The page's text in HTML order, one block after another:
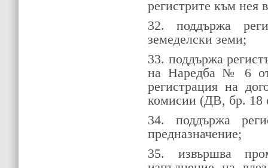
регистрите към нея
32. поддържа
земеделски земи;
33. поддържа
на Наредба № 6 от
регистрация на
комисии (ДВ, бр. 18
34. поддържа
предназначение;
35. извършва